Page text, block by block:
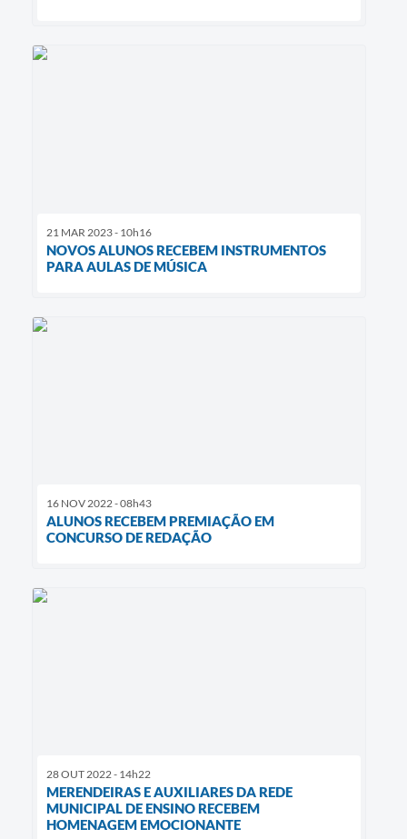
21 MAR 2023 - 10h16
NOVOS ALUNOS RECEBEM INSTRUMENTOS
PARA AULAS DE MÚSICA
16 NOV 2022 - 08h43
ALUNOS RECEBEM PREMIAÇÃO EM
CONCURSO DE REDAÇÃO
28 OUT 2022 - 14h22
MERENDEIRAS E AUXILIARES DA REDE
MUNICIPAL DE ENSINO RECEBEM
HOMENAGEM EMOCIONANTE